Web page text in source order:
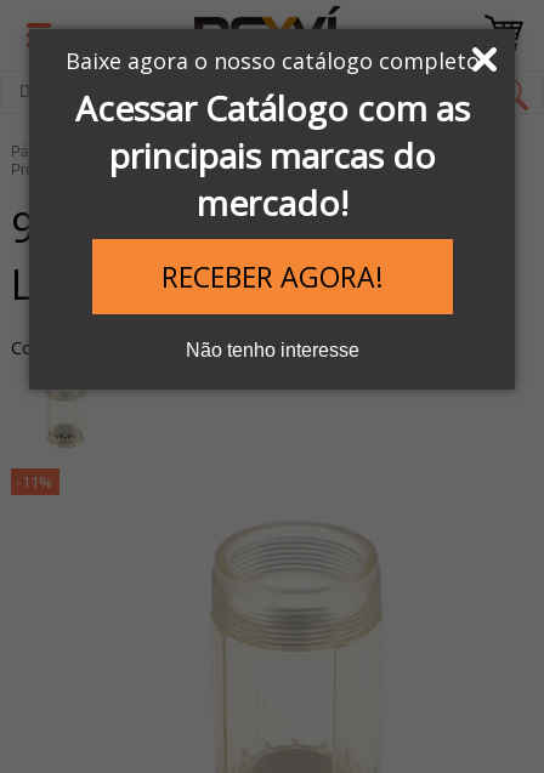
Baixe agora o nosso catálogo completo
Acessar Catálogo com as
principais marcas do
mercado!
RECEBER AGORA!
Não tenho interesse
Página Inicial
LINHA PNEUMÁTICA METAL WORK
Preparação de Ar comprimido
Acessórios
9251402 - COPO
LUBRIFICADOR BIT
Cod. do Produto: 37960
-11%